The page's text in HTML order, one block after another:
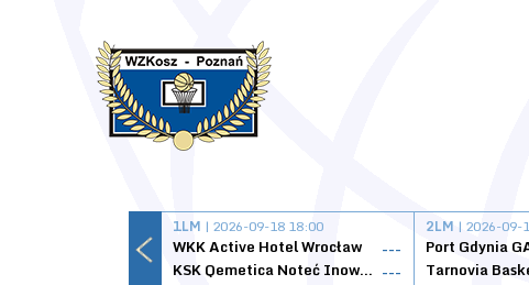
1LM | 2026-09-18 18:00
WKK Active Hotel Wrocław
---
KSK Qemetica Noteć Inowrocław ---
2LM | 2026-09-
Port Gdynia